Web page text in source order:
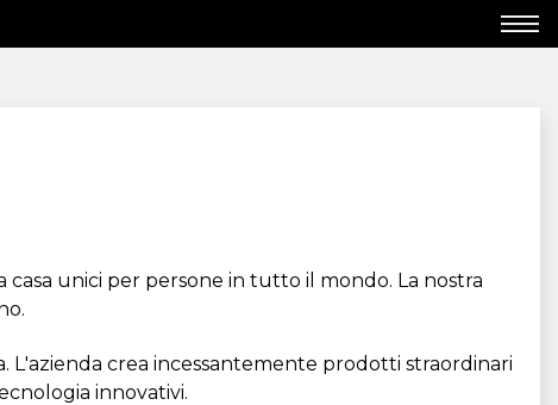
unici per persone in tutto il mondo. La nostra
crea incessantemente prodotti straordinari
innovativi.